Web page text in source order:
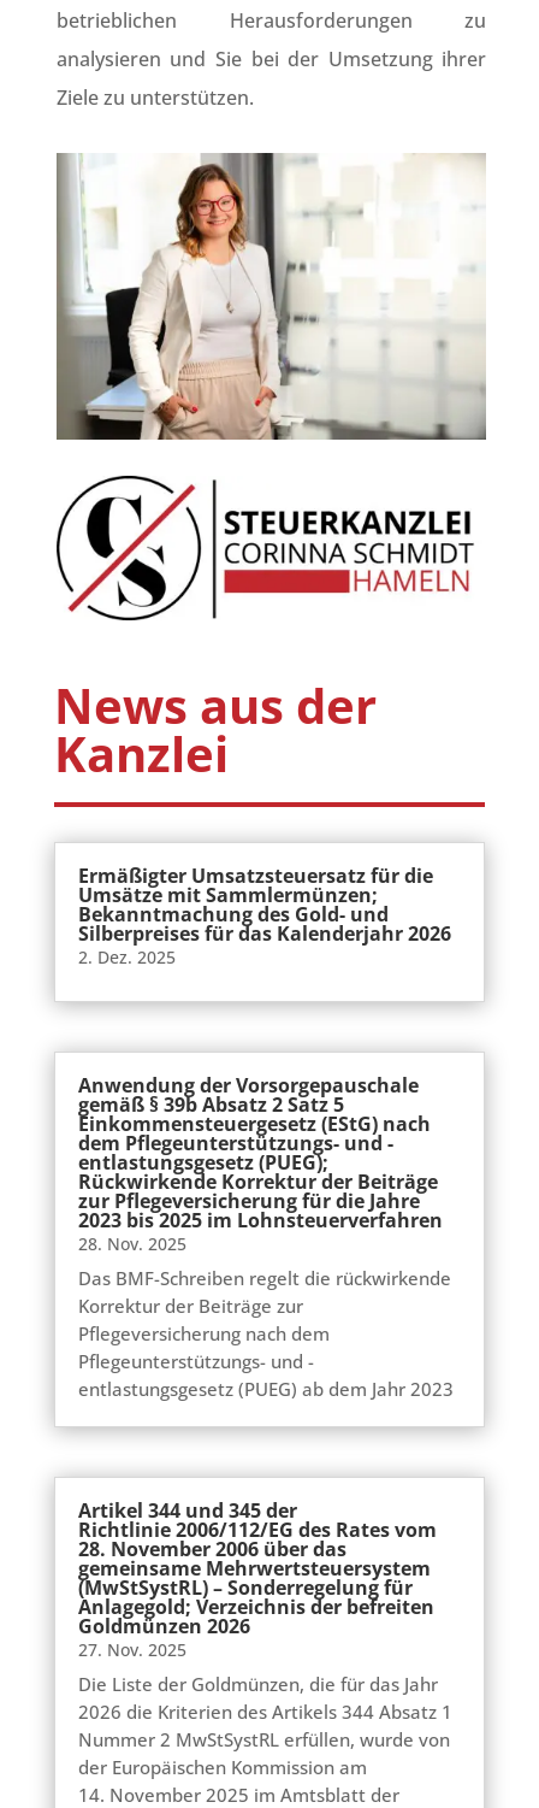
betrieblichen Herausforderungen zu
analysieren und Sie bei der Umsetzung ihrer
Ziele zu unterstützen.
News aus der
Kanzlei
Ermäßigter Umsatzsteuersatz für die
Umsätze mit Sammlermünzen;
Bekanntmachung des Gold- und
Silberpreises für das Kalenderjahr 2026
2. Dez. 2025
Anwendung der Vorsorgepauschale
gemäß § 39b Absatz 2 Satz 5
Einkommensteuergesetz (EStG) nach
dem Pflegeunterstützungs- und -
entlastungsgesetz (PUEG);
Rückwirkende Korrektur der Beiträge
zur Pflegeversicherung für die Jahre
2023 bis 2025 im Lohnsteuerverfahren
28. Nov. 2025
Das BMF-Schreiben regelt die rückwirkende
Korrektur der Beiträge zur
Pflegeversicherung nach dem
Pflegeunterstützungs- und -
entlastungsgesetz (PUEG) ab dem Jahr 2023
Artikel 344 und 345 der
Richtlinie 2006/112/EG des Rates vom
28. November 2006 über das
gemeinsame Mehrwertsteuersystem
(MwStSystRL) – Sonderregelung für
Anlagegold; Verzeichnis der befreiten
Goldmünzen 2026
27. Nov. 2025
Die Liste der Goldmünzen, die für das Jahr
2026 die Kriterien des Artikels 344 Absatz 1
Nummer 2 MwStSystRL erfüllen, wurde von
der Europäischen Kommission am
14. November 2025 im Amtsblatt der